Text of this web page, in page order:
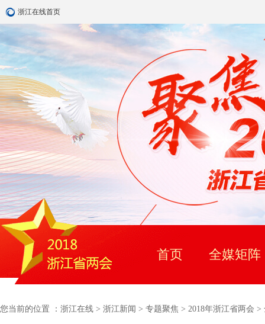
浙江在线首页
首页 全媒矩阵
您当前的位置 ： 浙江在线 > 浙江新闻 > 专题聚焦 > 2018年浙江省两会 >